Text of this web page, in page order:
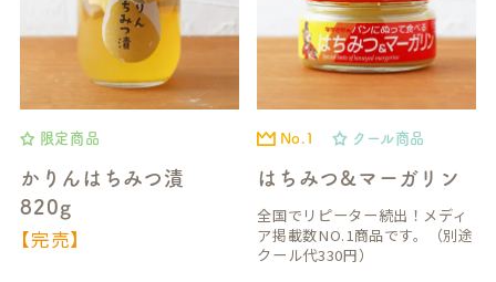
限定商品
かりんはちみつ漬
820g
【完売】
No.1 クール商品
はちみつ&マーガリン
全国でリピーター続出！メディ
ア掲載数NO.1商品です。（別途
クール代330円）